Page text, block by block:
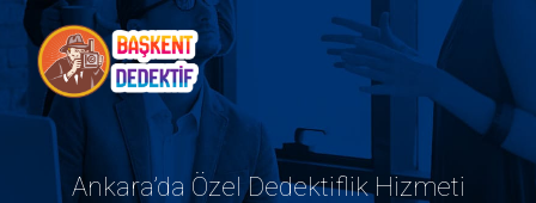
Ankara’da Özel Dedektiflik Hizmeti